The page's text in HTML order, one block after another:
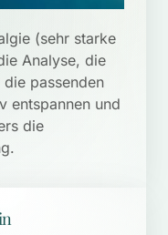
(sehr starke
Analyse, die
passenden
entspannen und
die